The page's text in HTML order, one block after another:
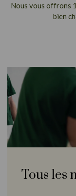
Nous vous offrons
bien
Tous les